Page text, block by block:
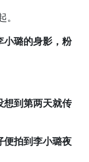
小璐的身影，粉
想到第两天就传
便拍到李小璐夜